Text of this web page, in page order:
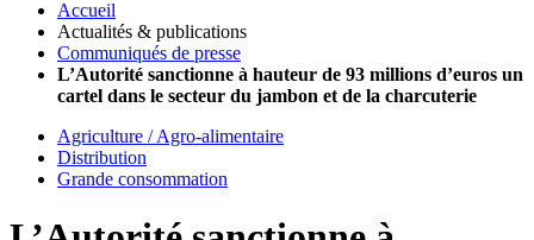
Accueil
Actualités & publications
Communiqués de presse
L’Autorité sanctionne à hauteur de 93 millions d’euros un
cartel dans le secteur du jambon et de la charcuterie
Agriculture / Agro-alimentaire
Distribution
Grande consommation